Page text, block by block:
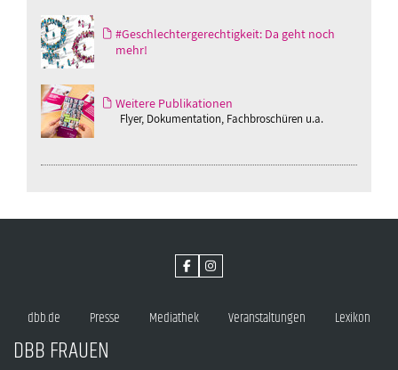
#Geschlechtergerechtigkeit: Da geht noch
mehr!
Weitere Publikationen
Flyer, Dokumentation, Fachbroschüren u.a.
dbb.de Presse Mediathek Veranstaltungen Lexikon
DBB FRAUEN